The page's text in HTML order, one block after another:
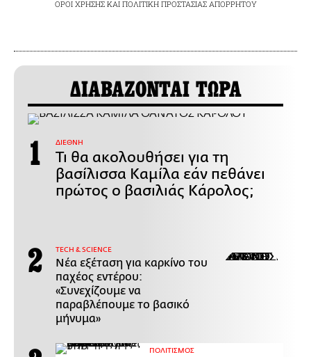
ΟΡΟΙ ΧΡΗΣΗΣΚΑΙ ΠΟΛΙΤΙΚΗ ΠΡΟΣΤΑΣΙΑΣ ΑΠΟΡΡΗΤΟΥ
ΔΙΑΒΑΖΟΝΤΑΙ ΤΩΡΑ
ΔΙΕΘΝΗ
Τι θα ακολουθήσει για τη
βασίλισσα Καμίλα εάν πεθάνει
πρώτος ο βασιλιάς Κάρολος;
ΤECH & SCIENCE
Νέα εξέταση για καρκίνο του
παχέος εντέρου:
«Συνεχίζουμε να
παραβλέπουμε το βασικό
μήνυμα»
ΠΟΛΙΤΙΣΜΟΣ